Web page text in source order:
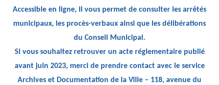
Accessible en ligne, il vous permet de consulter les arrêtés
municipaux, les procès-verbaux ainsi que les délibérations
du Conseil Municipal.
Si vous souhaitez retrouver un acte réglementaire publié
avant juin 2023, merci de prendre contact avec le service
Archives et Documentation de la Ville – 118, avenue du